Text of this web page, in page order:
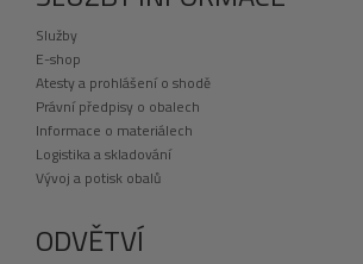
Služby
E-shop
Atesty a prohlášení o shodě
Právní předpisy o obalech
Informace o materiálech
Logistika a skladování
Vývoj a potisk obalů
ODVĚTVÍ